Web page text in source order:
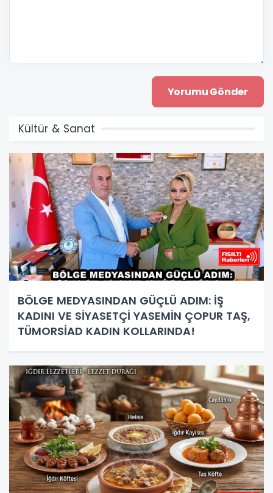
Kültür & Sanat
BÖLGE MEDYASINDAN GÜÇLÜ ADIM: İŞ
KADINI VE SİYASETÇİ YASEMİN ÇOPUR TAŞ,
TÜMORSİAD KADIN KOLLARINDA!